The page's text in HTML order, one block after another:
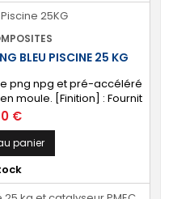
BLEU PISCINE 25 KG
png npg et pré-accéléré
moule. [Finition] : Fournit
qualité immersion.
résine et fibre
PMEC 50 cl
€
panier